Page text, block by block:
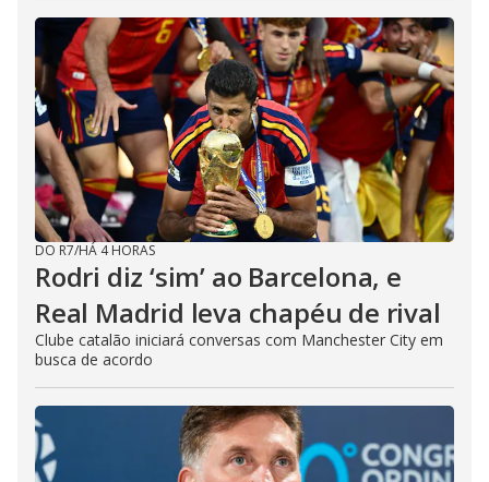
DO R7/HÁ 4 HORAS
Rodri diz ‘sim’ ao Barcelona, e
Real Madrid leva chapéu de rival
Clube catalão iniciará conversas com Manchester City em
busca de acordo